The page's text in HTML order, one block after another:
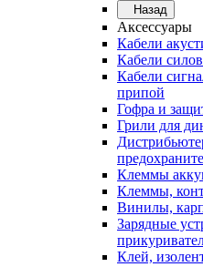
Назад
Аксессуары
Кабели
Кабели
Кабели
припой
Гофра и
Грили для
Клеммы
Клеммы,
Винилы,
Зарядные
Клей,